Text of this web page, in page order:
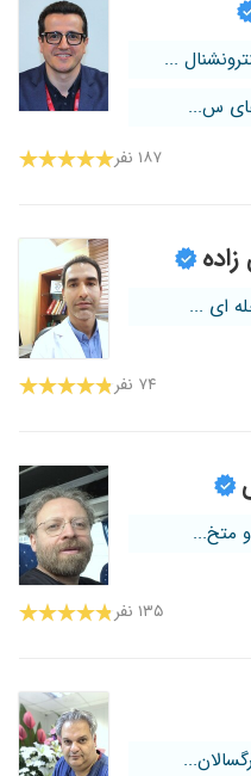
...
های س...
۱۸۷ نفر
ای ...
۷۴ نفر
متخ...
۱۳۵ نفر